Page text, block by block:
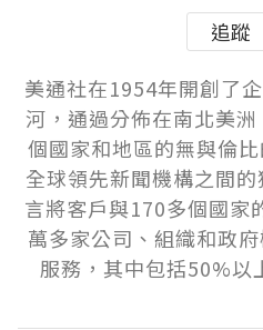
追蹤
美通社在1954年開創了
河，通過分佈在南北美
個國家和地區的無與倫
全球領先新聞機構之間
言將客戶與170多個國家
萬多家公司、組織和政
服務，其中包括50%以